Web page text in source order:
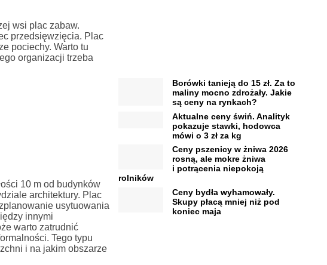
wsi plac zabaw.
przedsięwzięcia. Plac
pociechy. Warto tu
organizacji trzeba
10 m od budynków
architektury. Plac
usytuowania
innymi
warto zatrudnić
Tego typu
i na jakim obszarze
Borówki tanieją do 15 zł. Za to
maliny mocno zdrożały. Jakie
są ceny na rynkach?
Aktualne ceny świń. Analityk
pokazuje stawki, hodowca
mówi o 3 zł za kg
Ceny pszenicy w żniwa 2026
rosną, ale mokre żniwa
i potrącenia niepokoją
rolników
Ceny bydła wyhamowały.
Skupy płacą mniej niż pod
koniec maja